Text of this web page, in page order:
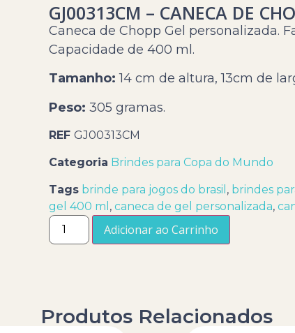
GJ00313CM – CANECA DE
Caneca de Chopp Gel personalizada.
Capacidade de 400 ml.
Tamanho: 14 cm de altura, 13cm de
Peso: 305 gramas.
REF GJ00313CM
Categoria Brindes para Copa do Mundo
Tags brinde para jogos do brasil , brindes
gel 400 ml , caneca de gel personalizada,
Adicionar ao Carrinho
Produtos Relacionados